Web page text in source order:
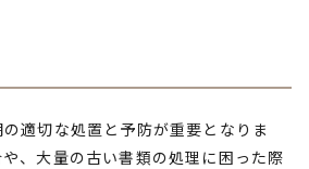
適切な処置と予防が重要となりま
、大量の古い書類の処理に困った際